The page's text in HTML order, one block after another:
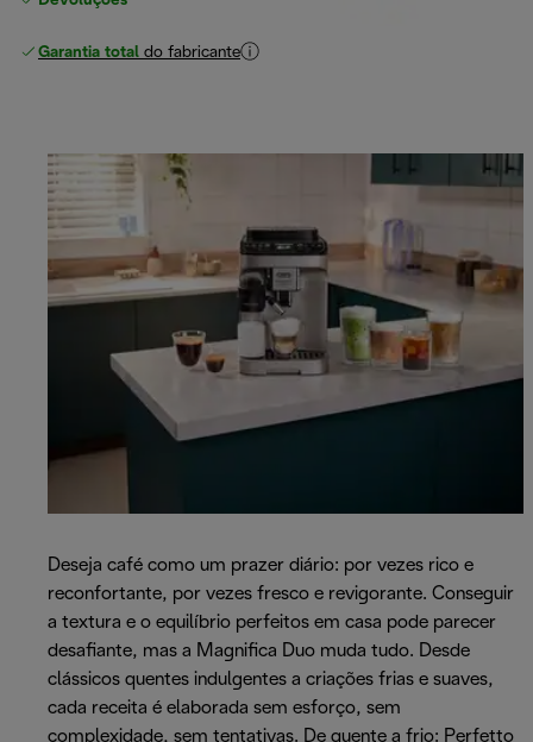
Garantia total do fabricante
Deseja café como um prazer diário: por vezes rico e
reconfortante, por vezes fresco e revigorante. Conseguir
a textura e o equilíbrio perfeitos em casa pode parecer
desafiante, mas a Magnifica Duo muda tudo. Desde
clássicos quentes indulgentes a criações frias e suaves,
cada receita é elaborada sem esforço, sem
complexidade, sem tentativas. De quente a frio: Perfetto